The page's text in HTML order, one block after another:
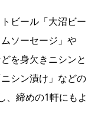
ビール「大沼ビー
ソーセージ」や
を身欠きニシンと
シン漬け」などの
、締めの1軒にもよ